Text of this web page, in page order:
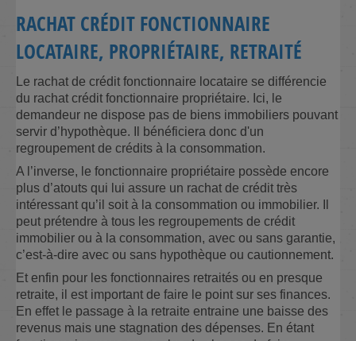
RACHAT CRÉDIT FONCTIONNAIRE
LOCATAIRE, PROPRIÉTAIRE, RETRAITÉ
Le rachat de crédit fonctionnaire locataire se différencie
du rachat crédit fonctionnaire propriétaire. Ici, le
demandeur ne dispose pas de biens immobiliers pouvant
servir d’hypothèque. Il bénéficiera donc d'un
regroupement de crédits à la consommation.
A l’inverse, le fonctionnaire propriétaire possède encore
plus d’atouts qui lui assure un rachat de crédit très
intéressant qu’il soit à la consommation ou immobilier. Il
peut prétendre à tous les regroupements de crédit
immobilier ou à la consommation, avec ou sans garantie,
c’est-à-dire avec ou sans hypothèque ou cautionnement.
Et enfin pour les fonctionnaires retraités ou en presque
retraite, il est important de faire le point sur ses finances.
En effet le passage à la retraite entraine une baisse des
revenus mais une stagnation des dépenses. En étant